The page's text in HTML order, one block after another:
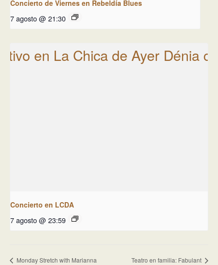
Concierto de Viernes en Rebeldía Blues
7 agosto @ 21:30
Concierto en LCDA
7 agosto @ 23:59
Monday Stretch with Marianna Teatro en familia: Fabulant